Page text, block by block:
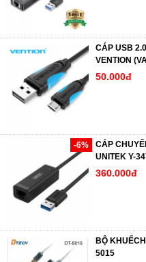
CÁP USB
VENTION
50.000đ
-6%
CÁP
UNITEK Y-
360.000đ
BỘ
5015